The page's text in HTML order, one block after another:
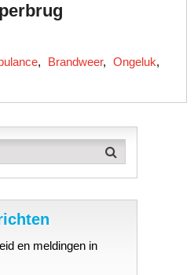
, Brandweer, Ongeluk,
en meldingen in